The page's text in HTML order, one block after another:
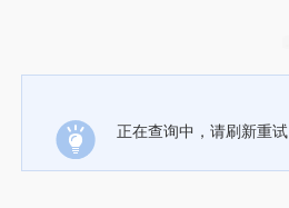
正在查询中，请刷新重试